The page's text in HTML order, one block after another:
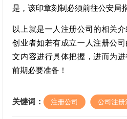
是，该印章刻制必须前往公安局
以上就是一人注册公司的相关介
创业者如若有成立一人注册公
文内容进行具体把握，进而为
前期必要准备！
关键词： 注册公司 公司注册